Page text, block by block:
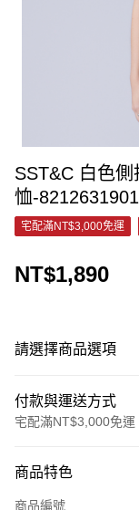
SST&C 白色
恤-
宅配滿NT$3,000免運
NT$1,890
請選擇商品選項
付款與運送方式
宅配滿NT$3,000免運
信用卡一次付款
商品特色
商品編號